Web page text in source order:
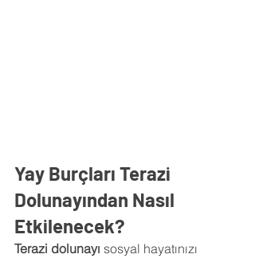
Yay Burçları Terazi
Dolunayından Nasıl
Etkilenecek?
Terazi dolunayı sosyal hayatınızı